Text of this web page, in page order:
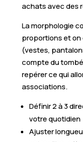
achats avec des
La morphologie
proportions et
(vestes,
compte du
repérer ce qui
associations.
Définir 2 à 3
votre quotidien
Ajuster